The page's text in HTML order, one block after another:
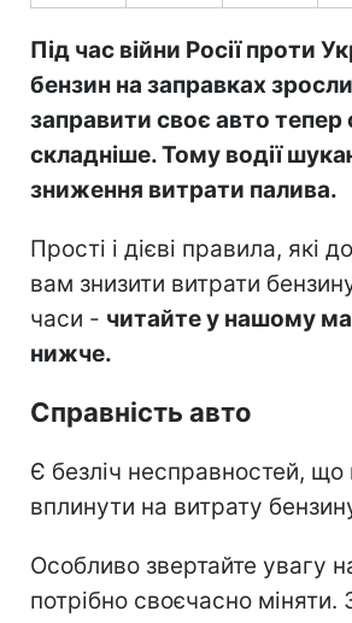
Під час війни Росії проти
бензин на заправках
заправити своє авто тепер
складніше. Тому водії
зниження витрати палива.
Прості і дієві правила, які
вам знизити витрати
часи - читайте у нашому
нижче.
Справність авто
Є безліч несправностей,
вплинути на витрату
Особливо звертайте увагу
потрібно своєчасно міняти.